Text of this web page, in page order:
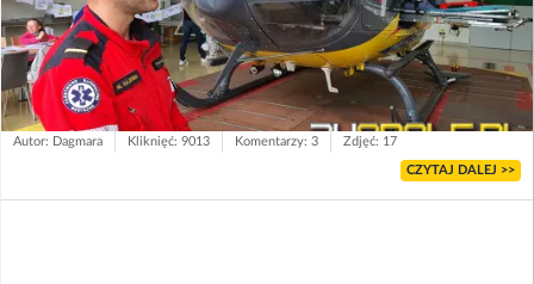
Autor: Dagmara Kliknięć: 9013 Komentarzy: 3 Zdjęć: 17
CZYTAJ DALEJ >>